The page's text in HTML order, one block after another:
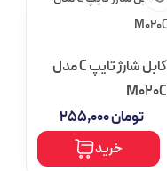
کابل شارژ تایپ C مدل
M020C
تومان۲۵۵,۰۰۰
خرید